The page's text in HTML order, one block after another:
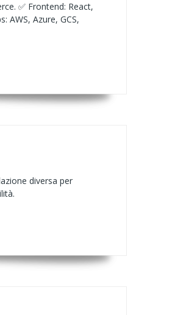
✅ Frontend: React,
AWS, Azure, GCS,
diversa per